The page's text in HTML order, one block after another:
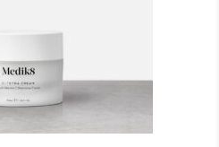
προϊόν
πολλαπλές
παραλλαγές.
Οι
επιλογές